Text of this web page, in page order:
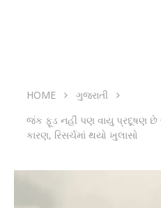
HOME
ગુજરાતી
જંક ફૂડ નહીં પણ વાયુ પ્રદૂષણ છે
કારણ, રિસર્ચમાં થયો ખુલાસો